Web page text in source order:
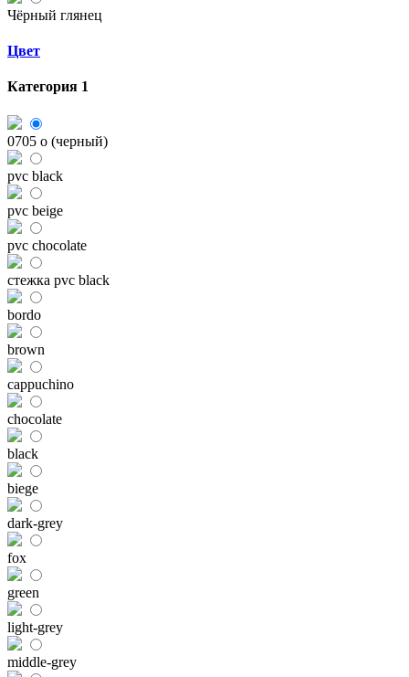
Чёрный глянец
Цвет
Категория 1
0705 o (черный)
pvc black
pvc beige
pvc chocolate
стежка pvc black
bordo
brown
cappuchino
chocolate
black
biege
dark-grey
fox
green
light-grey
middle-grey